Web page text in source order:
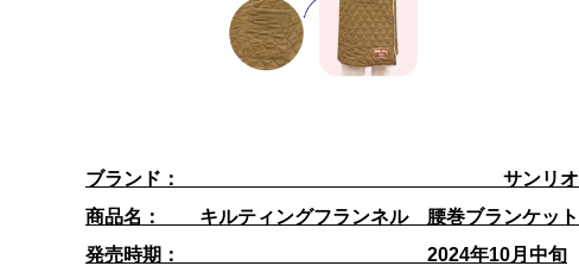
ブランド： サンリオ
商品名： キルティングフランネル 腰巻ブランケット
発売時期： 2024年10月中旬